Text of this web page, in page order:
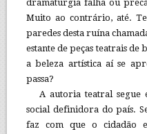
dramaturgia falha ou
Muito ao contrário, até.
paredes desta ruína
estante de peças teatrais de
a beleza artística aí se
passa?
A autoria teatral segue
social definidora do país.
faz com que o cidadão